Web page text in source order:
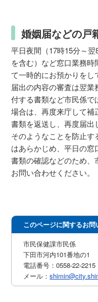
婚姻届などの戸
平日夜間（17時15分～
を含む）など窓口業務
て一時的にお預かりをし
届出の内容の審査は翌
付する書類など市民係で
場合は、再度来庁して補
書類を返送し、再度届出
そのようなことを防止
はあらかじめ、平日の
書類の確認などのため、
お問い合わせください。
このページに関するお問
市民保健課市民係
下田市河内101番地の1
電話番号：0558-22-2215
メール：